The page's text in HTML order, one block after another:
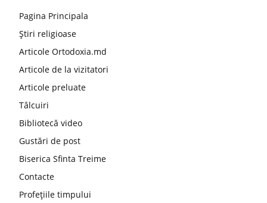
Pagina Principala
Știri religioase
Articole Ortodoxia.md
Articole de la vizitatori
Articole preluate
Tâlcuiri
Bibliotecă video
Gustări de post
Biserica Sfinta Treime
Contacte
Profețiile timpului